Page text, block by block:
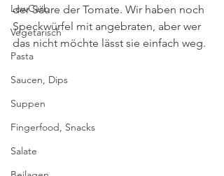
LowCarb
Vegetarisch
Pasta
Saucen, Dips
Suppen
Fingerfood, Snacks
Salate
der Säure der Tomate. Wir haben noch
Speckwürfel mit angebraten, aber wer
das nicht möchte lässt sie einfach weg.